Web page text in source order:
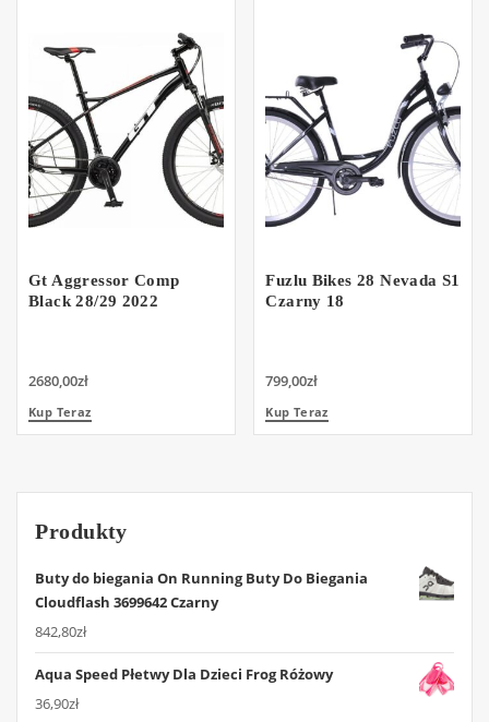
Gt Aggressor Comp
Black 28/29 2022
2680,00zł
Kup Teraz
Fuzlu Bikes 28 Nevada S1
Czarny 18
799,00zł
Kup Teraz
Produkty
Buty do biegania On Running Buty Do Biegania
Cloudflash 3699642 Czarny
842,80zł
Aqua Speed Płetwy Dla Dzieci Frog Różowy
36,90zł